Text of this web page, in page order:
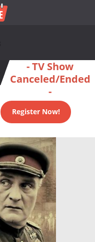
- TV Show
Canceled/Ended
-
Register Now!